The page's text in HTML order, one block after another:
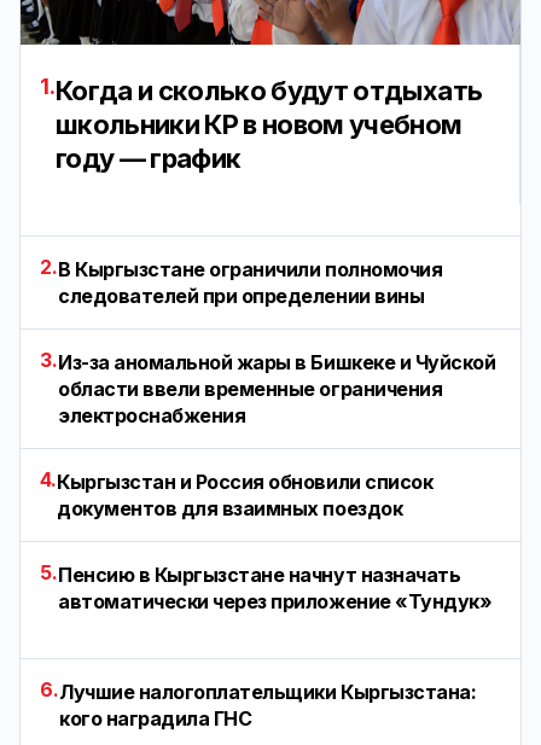
1.Когда и сколько будут отдыхать
школьники КР в новом учебном
году — график
2.В Кыргызстане ограничили полномочия
следователей при определении вины
3.Из-за аномальной жары в Бишкеке и Чуйской
области ввели временные ограничения
электроснабжения
4.Кыргызстан и Россия обновили список
документов для взаимных поездок
5.Пенсию в Кыргызстане начнут назначать
автоматически через приложение «Тундук»
6.Лучшие налогоплательщики Кыргызстана:
кого наградила ГНС